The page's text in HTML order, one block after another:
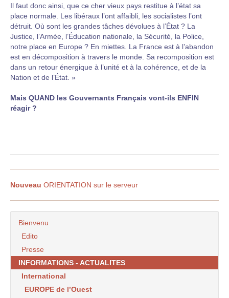
Il faut donc ainsi, que ce cher vieux pays restitue à l’état sa
place normale. Les libéraux l’ont affaibli, les socialistes l’ont
détruit. Où sont les grandes tâches dévolues à l’État ? La
Justice, l’Armée, l’Éducation nationale, la Sécurité, la Police,
notre place en Europe ? En miettes. La France est à l’abandon
est en décomposition à travers le monde. Sa recomposition est
dans un retour énergique à l’unité et à la cohérence, et de la
Nation et de l’État. »
Mais QUAND les Gouvernants Français vont-ils ENFIN
réagir ?
Nouveau ORIENTATION sur le serveur
Bienvenu
Edito
Presse
INFORMATIONS - ACTUALITES
International
EUROPE de l’Ouest